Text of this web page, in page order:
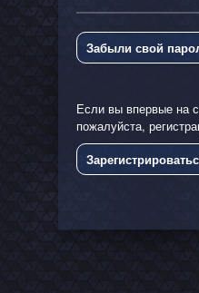
Забыли свой
Если вы впервые на
пожалуйста,